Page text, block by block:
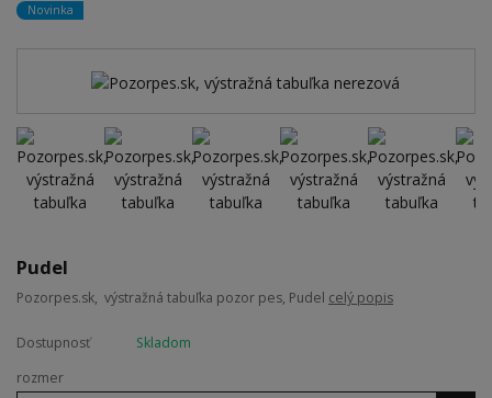
Novinka
Pudel
Pozorpes.sk, výstražná tabuľka pozor pes, Pudel celý popis
Dostupnosť
Skladom
rozmer